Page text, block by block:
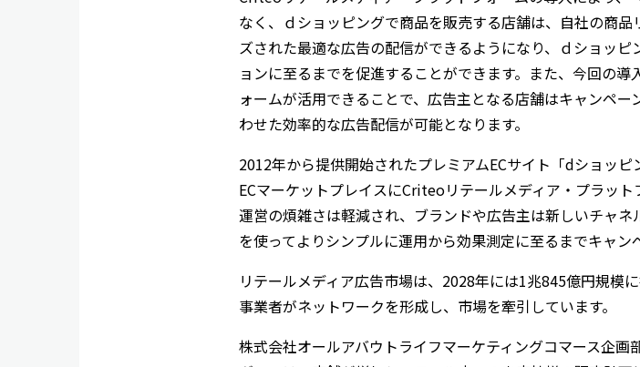
なく、ｄショッピングで商品を販売する店舗は、自社の商
ズされた最適な広告の配信ができるようになり、ｄショッ
ョンに至るまでを促進することができます。また、今回の
ォームが活用できることで、広告主となる店舗はキャンペ
わせた効率的な広告配信が可能となります。
2012年から提供開始されたプレミアムECサイト「dショッ
ECマーケットプレイスにCriteoリテールメディア・プラッ
運営の煩雑さは軽減され、ブランドや広告主は新しいチャ
を使ってよりシンプルに運用から効果測定に至るまでキャン
リテールメディア広告市場は、2028年には1兆845億円規模
事業者がネットワークを形成し、市場を牽引しています。
株式会社オールアバウトライフマーケティングコマース企